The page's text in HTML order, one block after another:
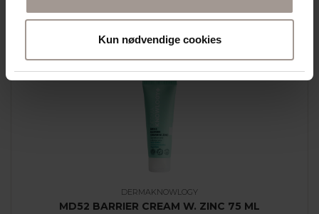
Kun nødvendige cookies
Læg i kurv
DERMAKNOWLOGY
MD52 BARRIER CREAM W. ZINC 75 ML